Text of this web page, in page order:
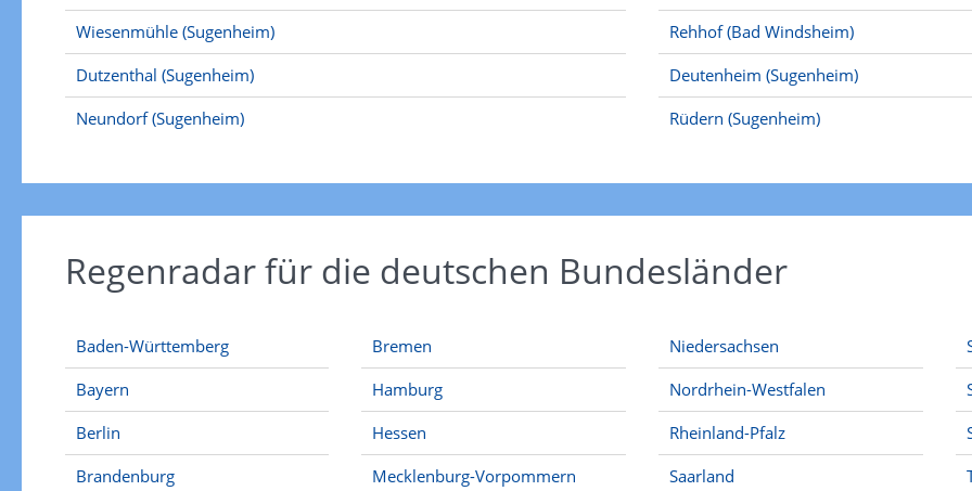
Wiesenmühle (Sugenheim)
Dutzenthal (Sugenheim)
Neundorf (Sugenheim)
Rehhof (Bad Windsheim)
Deutenheim (Sugenheim)
Rüdern (Sugenheim)
Regenradar für die deutschen Bundesländer
Baden-Württemberg
Bayern
Berlin
Brandenburg
Bremen
Hamburg
Hessen
Mecklenburg-Vorpommern
Niedersachsen
Nordrhein-Westfalen
Rheinland-Pfalz
Saarland